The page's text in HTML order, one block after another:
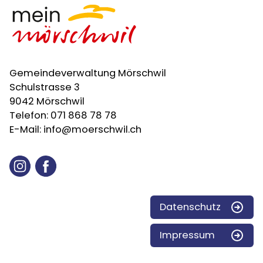
Gemeindeverwaltung Mörschwil
Schulstrasse 3
9042 Mörschwil
Telefon: 071 868 78 78
E-Mail: info@moerschwil.ch
InstagramFacebook
Datenschutz
Impressum